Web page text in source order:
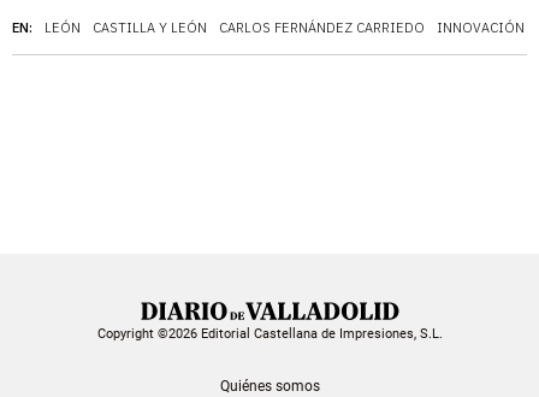
EN: LEÓN CASTILLA Y LEÓN CARLOS FERNÁNDEZ CARRIEDO INNOVACIÓN
Copyright ©2026 Editorial Castellana de Impresiones, S.L.
Quiénes somos